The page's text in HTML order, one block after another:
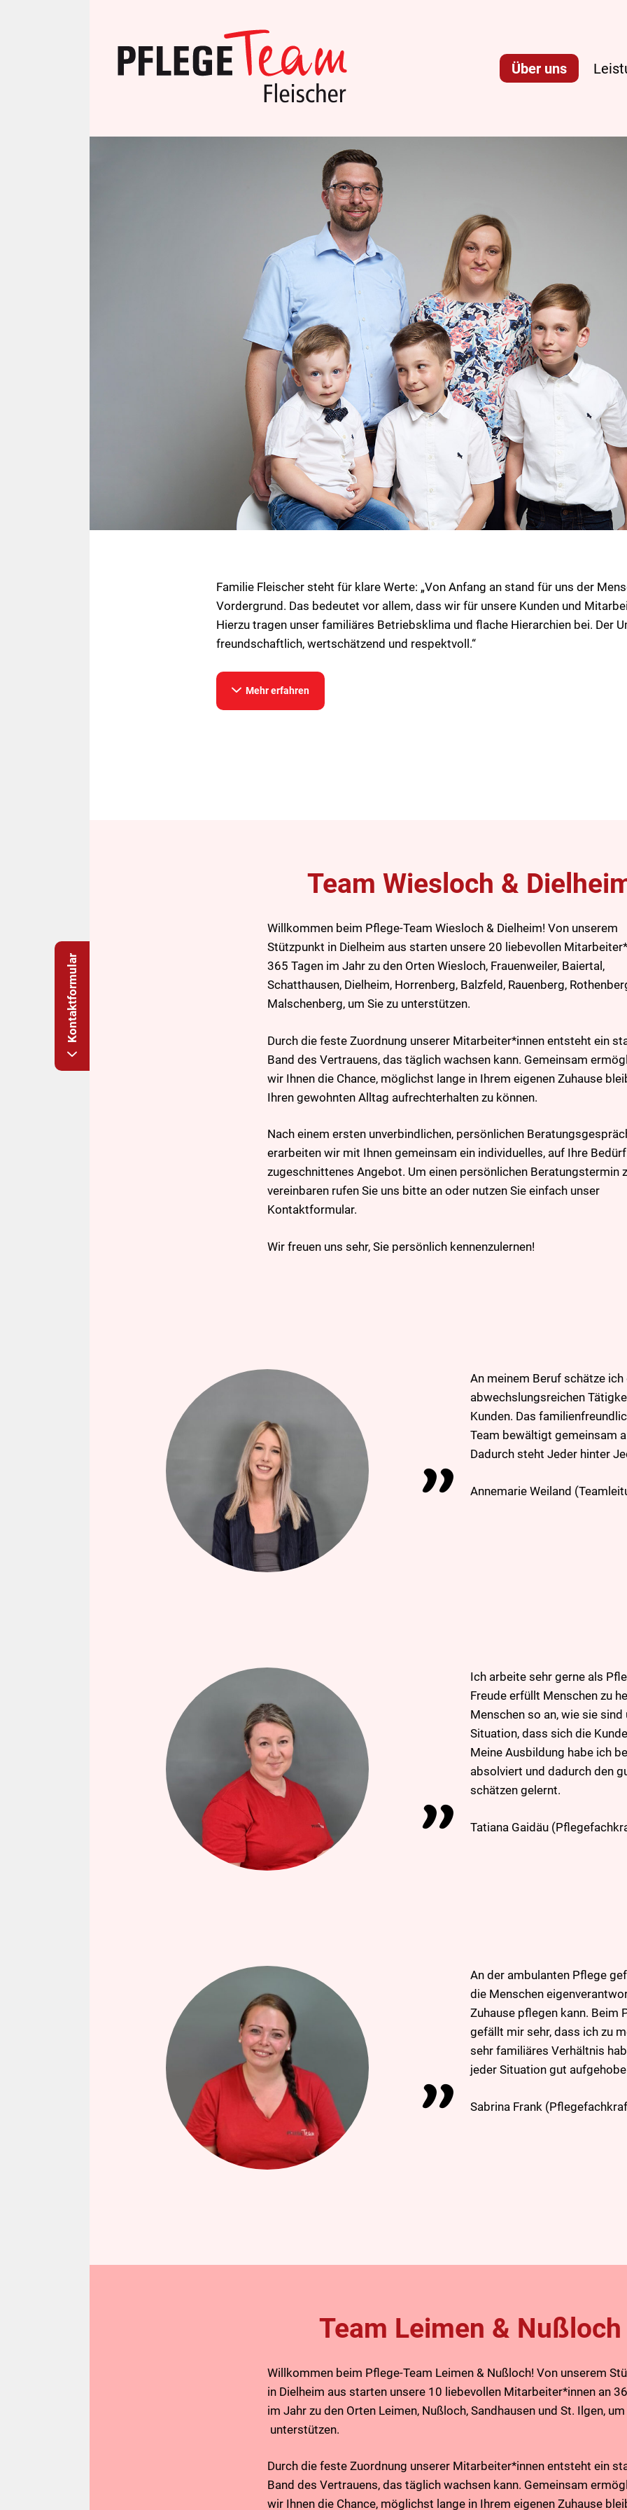
Über uns
Familie Fleischer steht für klare Werte: „Von Anfang an stand für uns der
Vordergrund. Das bedeutet vor allem, dass wir für unsere Kunden und
Hierzu tragen unser familiäres Betriebsklima und flache Hierarchien bei. Der
freundschaftlich, wertschätzend und respektvoll.“
Mehr erfahren
Team Wiesloch &
Willkommen beim Pflege-Team Wiesloch & Dielheim! Von unserem
Stützpunkt in Dielheim aus starten unsere 20 liebevollen
365 Tagen im Jahr zu den Orten Wiesloch, Frauenweiler, Baiertal,
Schatthausen, Dielheim, Horrenberg, Balzfeld, Rauenberg,
Malschenberg, um Sie zu unterstützen.
Durch die feste Zuordnung unserer Mitarbeiter*innen entsteht ein
Band des Vertrauens, das täglich wachsen kann. Gemeinsam
wir Ihnen die Chance, möglichst lange in Ihrem eigenen Zuhause
Ihren gewohnten Alltag aufrechterhalten zu können.
Nach einem ersten unverbindlichen, persönlichen
erarbeiten wir mit Ihnen gemeinsam ein individuelles, auf Ihre
zugeschnittenes Angebot. Um einen persönlichen Beratungstermin
vereinbaren rufen Sie uns bitte an oder nutzen Sie einfach unser
Kontaktformular.
Wir freuen uns sehr, Sie persönlich kennenzulernen!
An meinem Beruf schätze
abwechslungsreichen
Kunden. Das
Team bewältigt gemeinsam
Dadurch steht Jeder hinter
Annemarie Weiland
Ich arbeite sehr gerne als
Freude erfüllt Menschen zu
Menschen so an, wie sie
Situation, dass sich die
Meine Ausbildung habe ich
absolviert und dadurch den
schätzen gelernt.
Tatiana Gaidäu
An der ambulanten Pflege
die Menschen
Zuhause pflegen kann. Beim
gefällt mir sehr, dass ich zu
sehr familiäres Verhältnis
jeder Situation gut
Sabrina Frank
Team Leimen & Nußloch
Willkommen beim Pflege-Team Leimen & Nußloch! Von unserem
in Dielheim aus starten unsere 10 liebevollen Mitarbeiter*innen an
im Jahr zu den Orten Leimen, Nußloch, Sandhausen und St. Ilgen, um
unterstützen.
Durch die feste Zuordnung unserer Mitarbeiter*innen entsteht ein
Band des Vertrauens, das täglich wachsen kann. Gemeinsam
wir Ihnen die Chance, möglichst lange in Ihrem eigenen Zuhause
Kontaktformular